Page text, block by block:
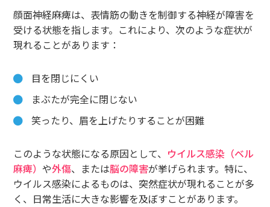
顔面神経麻痺は、表情筋の動きを制御する神経が障害を
受ける状態を指します。これにより、次のような症状が
現れることがあります：
目を閉じにくい
まぶたが完全に閉じない
笑ったり、眉を上げたりすることが困難
このような状態になる原因として、 ウイルス感染（ベル
麻痺）や外傷、または脳の障害が挙げられます。特に、
ウイルス感染によるものは、突然症状が現れることが多
く、日常生活に大きな影響を及ぼすことがあります。